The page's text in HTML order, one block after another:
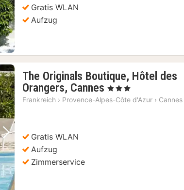
Gratis WLAN
Aufzug
Nächstes Bild
The Originals Boutique, Hôtel des
Orangers, Cannes 1
Nacht
, 3 Sterne
Frankreich › Provence-Alpes-Côte d'Azur › Cannes
Gratis WLAN
Aufzug
Zimmerservice